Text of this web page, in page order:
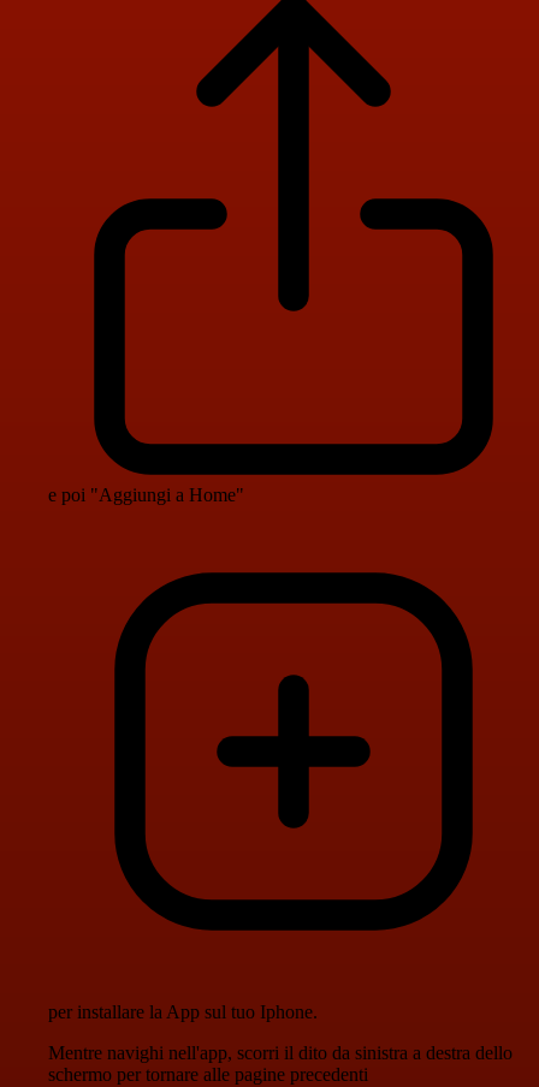
e poi "Aggiungi a Home"
per installare la App sul tuo Iphone.
Mentre navighi nell'app, scorri il dito da sinistra a destra dello
schermo per tornare alle pagine precedenti